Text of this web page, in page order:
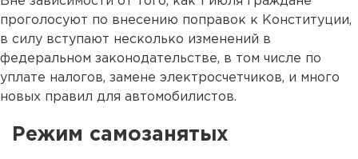
проголосуют по внесению поправок к Конституции,
в силу вступают несколько изменений в
федеральном законодательстве, в том числе по
уплате налогов, замене электросчетчиков, и много
новых правил для автомобилистов.
Режим самозанятых